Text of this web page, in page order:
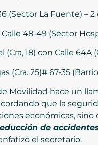
(Sector La Fuente) – 2
48-49 (Sector
(Cra, 18) con Calle 64A
(Cra. 25)# 67-35
Movilidad hace un
que la
económicas,
de
el secretario.